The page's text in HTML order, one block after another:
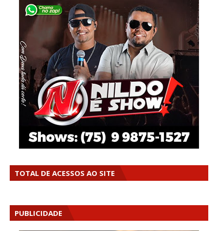
TOTAL DE ACESSOS AO SITE
PUBLICIDADE